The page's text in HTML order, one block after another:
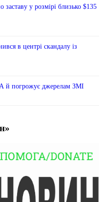
у розмірі близько $135
в центрі скандалу із
й погрожує джерелам ЗМІ